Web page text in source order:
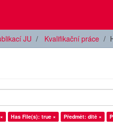
JU Kvalifikační práce
Has File(s): true × Předmět: dítě ×